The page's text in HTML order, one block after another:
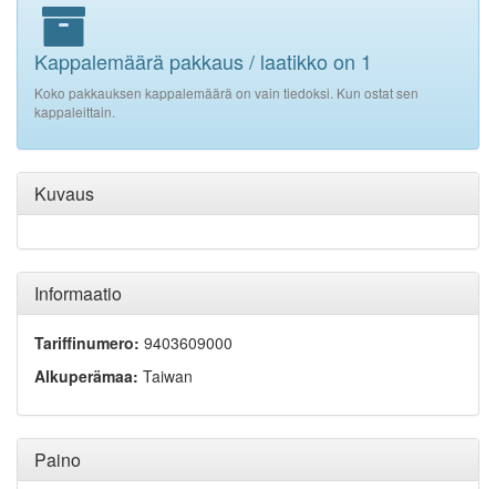
Kappalemäärä pakkaus / laatikko on 1
Koko pakkauksen kappalemäärä on vain tiedoksi. Kun ostat sen
kappaleittain.
Kuvaus
Informaatio
Tariffinumero: 9403609000
Alkuperämaa: Taiwan
Paino